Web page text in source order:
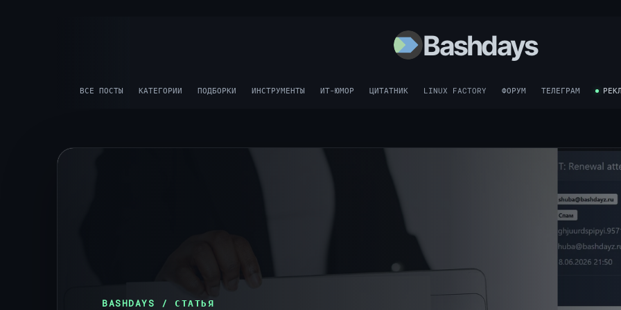
Bashdays
ВСЕ ПОСТЫ КАТЕГОРИИ ПОДБОРКИ ИНСТРУМЕНТЫ ИТ-ЮМОР ЦИТАТНИК LINUX FACTORY ФОРУМ ТЕЛЕГРАМ
BASHDAYS / СТАТЬЯ